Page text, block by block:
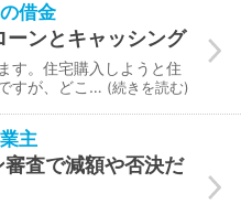
借金
ンとキャッシング
す。住宅購入しようと住
すが、どこ…
続きを読む
主
査で減額や否決だ